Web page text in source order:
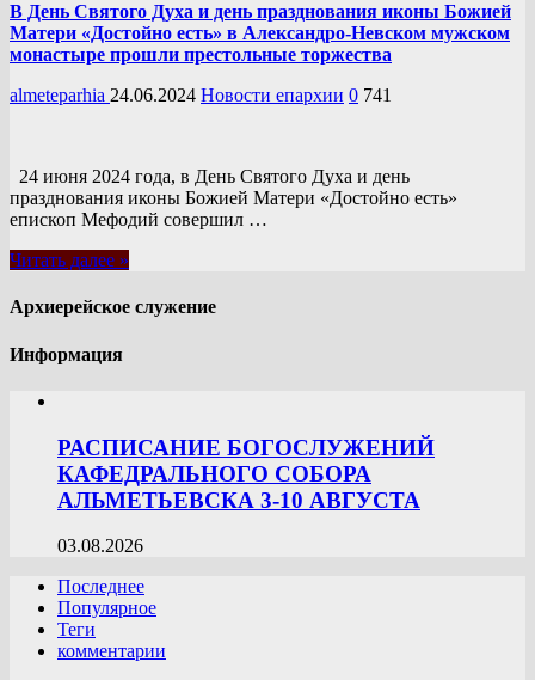
В День Святого Духа и день празднования иконы Божией
Матери «Достойно есть» в Александро-Невском мужском
монастыре прошли престольные торжества
almeteparhia 24.06.2024 Новости епархии 0 741
24 июня 2024 года, в День Святого Духа и день
празднования иконы Божией Матери «Достойно есть»
епископ Мефодий совершил …
Читать далее »
Архиерейское служение
Информация
РАСПИСАНИЕ БОГОСЛУЖЕНИЙ
КАФЕДРАЛЬНОГО СОБОРА
АЛЬМЕТЬЕВСКА 3-10 АВГУСТА
03.08.2026
Последнее
Популярное
Теги
комментарии